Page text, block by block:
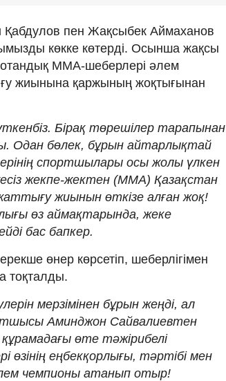
Қабдулов пен Жақсыбек Аймаханов
көкке көтерді. Осынша жақсы
отандық ММА-шеберлері әлем
жиынына қаржының жоқтығынан
Бірақ төрешілер тарапынан
Одан бөлек, бұрын айтарлықтай
спортшылары осы жолы үлкен
жекпе-жектен (ММА) Қазақстан
жиынын өткізе алған жоқ!
өз аймақтарында, жеке
бас бапкер.
өнер көрсетіп, шеберлігімен
тоқталды.
мерзімінен бұрын жеңді, ал
Аминджон Сайвалиевтен
өте тәжірибелі
өзінің еңбекқорлығы, тәртібі мен
чемпионы атанып отыр!